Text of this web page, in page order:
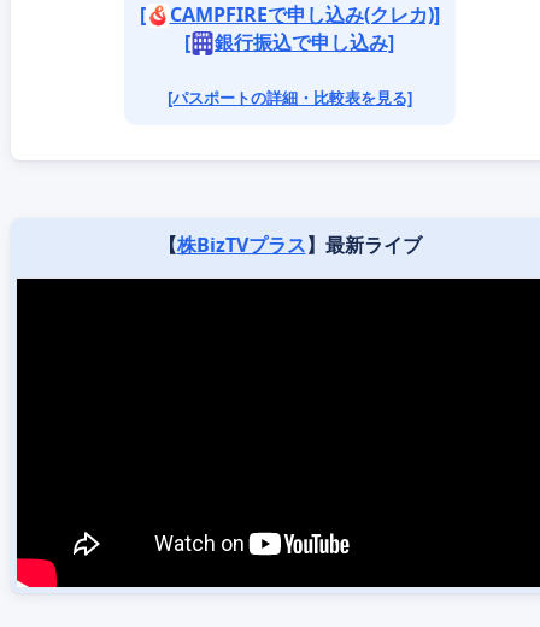
[
CAMPFIREで申し込み(クレカ)]
[
銀行振込で申し込み]
[パスポートの詳細・比較表を見る]
【株BizTVプラス】最新ライブ